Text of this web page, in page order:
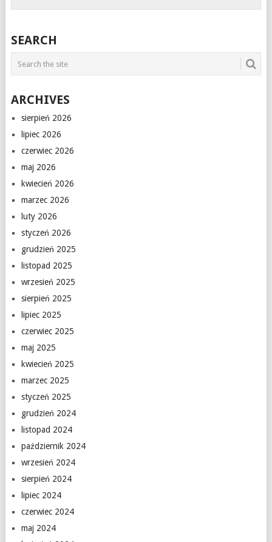
SEARCH
ARCHIVES
sierpień 2026
lipiec 2026
czerwiec 2026
maj 2026
kwiecień 2026
marzec 2026
luty 2026
styczeń 2026
grudzień 2025
listopad 2025
wrzesień 2025
sierpień 2025
lipiec 2025
czerwiec 2025
maj 2025
kwiecień 2025
marzec 2025
styczeń 2025
grudzień 2024
listopad 2024
październik 2024
wrzesień 2024
sierpień 2024
lipiec 2024
czerwiec 2024
maj 2024